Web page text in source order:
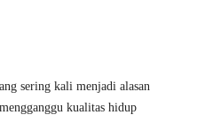
sering kali menjadi alasan
kualitas hidup